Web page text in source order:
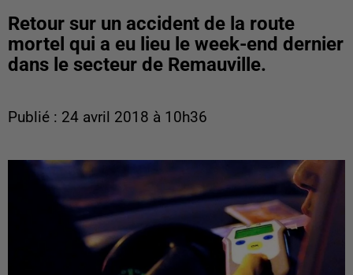
Retour sur un accident de la route
mortel qui a eu lieu le week-end dernier
dans le secteur de Remauville.
Publié : 24 avril 2018 à 10h36